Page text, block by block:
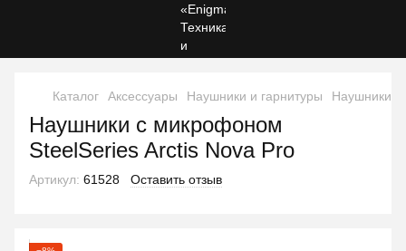
Каталог Аксессуары Наушники и гарнитуры Наушники и
Наушники с микрофоном
SteelSeries Arctis Nova Pro
Артикул: 61528 Оставить отзыв